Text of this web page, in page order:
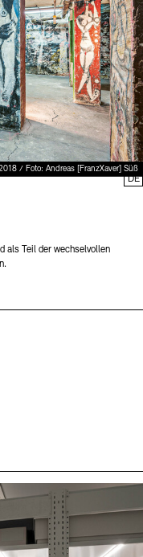
/ Foto: Andreas [FranzXaver] Süß
als Teil der wechselvollen
DE